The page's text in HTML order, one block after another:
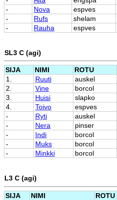
-
Nova espves
-
Rufs shelam
-
Rauha espves
SL3 C (agi)
SIJA NIMI ROTU
1.
Ruuti auskel
2.
Vine borcol
3.
Huisi slapko
4.
Toivo espves
-
Ryti auskel
-
Nera pinser
-
Indi borcol
-
Muks borcol
-
Minkki borcol
L3 C (agi)
SIJA NIMI ROTU